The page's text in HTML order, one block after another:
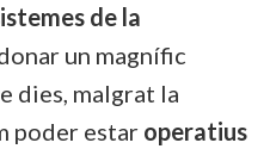
de la
un magnífic
dies, malgrat la
poder estar operatius